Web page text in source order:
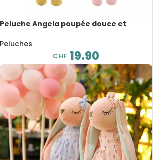
Peluche Angela poupée douce et
Peluches
CHF 19.90